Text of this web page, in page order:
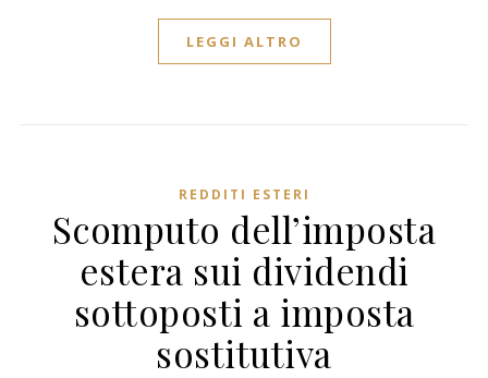
LEGGI ALTRO
REDDITI ESTERI
Scomputo dell’imposta
estera sui dividendi
sottoposti a imposta
sostitutiva